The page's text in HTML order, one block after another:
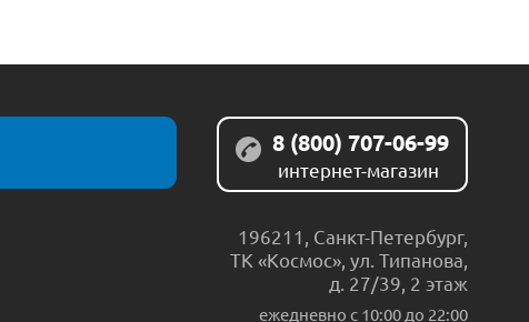
8 (800) 707-06-99
интернет-магазин
196211 Санкт-Петербург,
ТК «Космос», ул. Типанова,
д. 27/39, 2 этаж
ежедневно c 10:00 до 22:00